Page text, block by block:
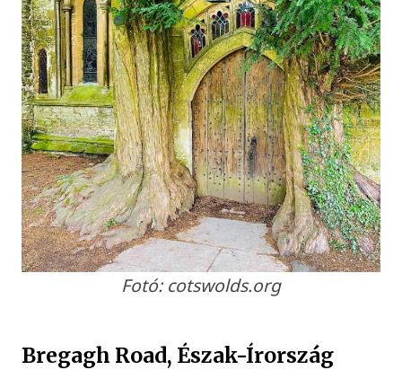
Fotó: cotswolds.org
Bregagh Road, Észak-Írország